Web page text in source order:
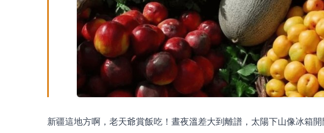
新疆這地方啊，老天爺賞飯吃！晝夜溫差大到離譜，太陽下山像冰箱